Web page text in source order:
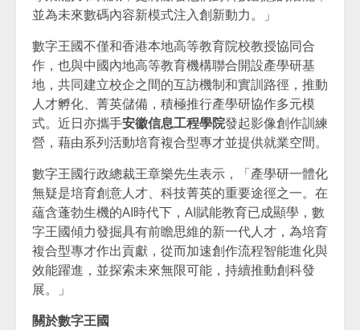
並為未來數碼內容新模式注入創新動力。」
數字王國不僅和香港本地高等教育院校教授協同合
作，也與中國內地高等教育機構聯合開設產學研基
地，共同建立校企之間的互訪機制和實訓路徑，推動
人才孵化、菁英儲備，積極推行產學研協作多元模
式。近日亦攜手安徽信息工程學院發起影像創作訓練
營，藉由系列活動培育複合型專才並提供就業空間。
數字王國行政總裁王章樂先生表示，「產學研一體化
無疑是培育創意人才、科技菁英的重要途徑之一。在
蘊含蓬勃生機的AI時代下，AI賦能教育已成顯學，數
字王國傾力發掘具有前瞻思維的新一代人才，為培育
複合型專才作出貢獻，從而加速創作流程智能進化與
效能躍進，並探索未來無限可能，持續推動創科發
展。」
關於數字王國